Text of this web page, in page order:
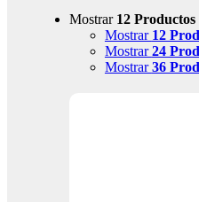
Mostrar 12 Productos
Mostrar 12
Mostrar24
Mostrar36